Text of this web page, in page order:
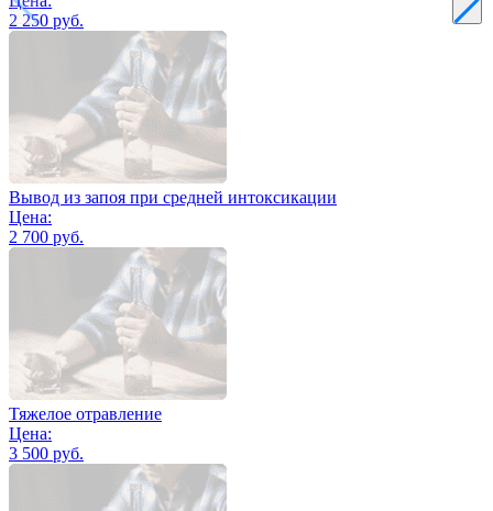
2 250 руб.
Вывод из запоя при средней интоксикации
Цена:
2 700 руб.
Тяжелое отравление
Цена:
3 500 руб.